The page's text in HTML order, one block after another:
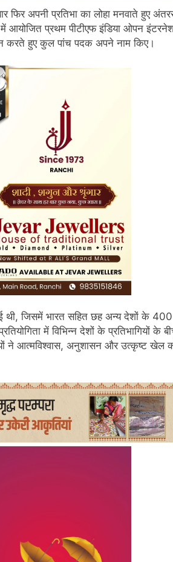
फिर अपनी प्रतिभा का लोहा मनवाते हुए
आयोजित प्रथम पीटीएफ इंडिया ओपन
करते हुए कुल पांच पदक अपने नाम किए।
थी, जिसमें भारत सहित छह अन्य देशों के
में विभिन्न देशों के प्रतिभागियों के
ने आत्मविश्वास, अनुशासन और उत्कृष्ट खेल